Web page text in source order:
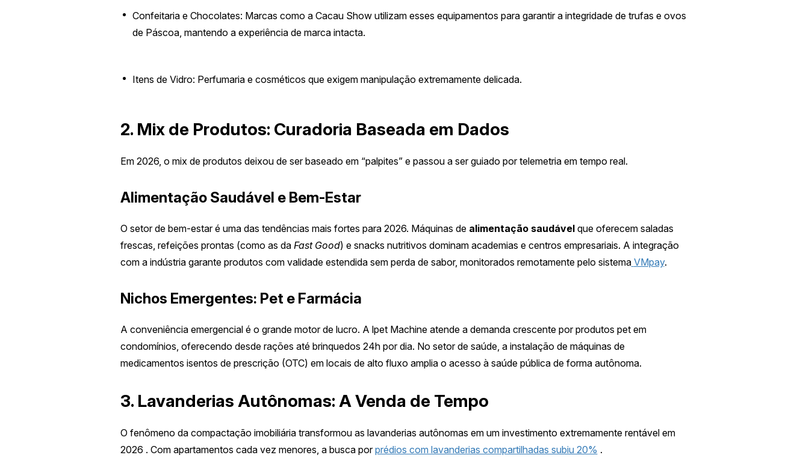
Confeitaria e Chocolates: Marcas como a Cacau Show utilizam esses equipamentos para garantir a integridade de trufas e ovos
de Páscoa, mantendo a experiência de marca intacta.
Itens de Vidro: Perfumaria e cosméticos que exigem manipulação extremamente delicada.
2. Mix de Produtos: Curadoria Baseada em Dados
Em 2026, o mix de produtos deixou de ser baseado em “palpites” e passou a ser guiado por telemetria em tempo real.
Alimentação Saudável e Bem-Estar
O setor de bem-estar é uma das tendências mais fortes para 2026. Máquinas de alimentação saudávelque oferecem saladas
frescas, refeições prontas (como as da Fast Good) e snacks nutritivos dominam academias e centros empresariais. A integração
com a indústria garante produtos com validade estendida sem perda de sabor, monitorados remotamente pelo sistema VMpay.
Nichos Emergentes: Pet e Farmácia
A conveniência emergencial é o grande motor de lucro. A lpet Machine atende a demanda crescente por produtos pet em
condomínios, oferecendo desde rações até brinquedos 24h por dia. No setor de saúde, a instalação de máquinas de
medicamentos isentos de prescrição (OTC) em locais de alto fluxo amplia o acesso à saúde pública de forma autônoma.
3. Lavanderias Autônomas: A Venda de Tempo
O fenômeno da compactação imobiliária transformou as lavanderias autônomas em um investimento extremamente rentável em
2026 . Com apartamentos cada vez menores, a busca porprédios com lavanderias compartilhadas subiu 20% .